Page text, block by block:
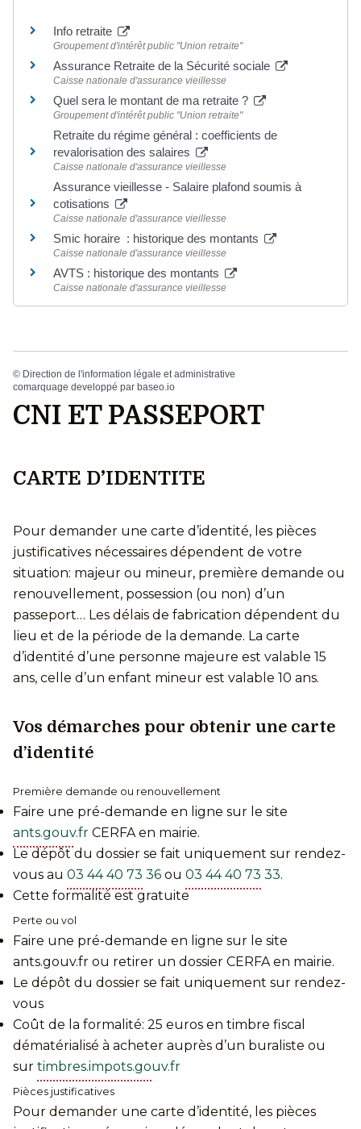
Info retraite
Groupement d'intérêt public "Union retraite"
Assurance Retraite de la Sécurité sociale
Caisse nationale d'assurance vieillesse
Quel sera le montant de ma retraite ?
Groupement d'intérêt public "Union retraite"
Retraite du régime général : coefficients de
revalorisation des salaires
Caisse nationale d'assurance vieillesse
Assurance vieillesse - Salaire plafond soumis à
cotisations
Caisse nationale d'assurance vieillesse
Smic horaire : historique des montants
Caisse nationale d'assurance vieillesse
AVTS : historique des montants
Caisse nationale d'assurance vieillesse
© Direction de l'information légale et administrative
comarquage developpé par baseo.io
CNI ET PASSEPORT
CARTE D’IDENTITE
Pour demander une carte d’identité, les pièces
justificatives nécessaires dépendent de votre
situation: majeur ou mineur, première demande ou
renouvellement, possession (ou non) d’un
passeport… Les délais de fabrication dépendent du
lieu et de la période de la demande. La carte
d’identité d’une personne majeure est valable 15
ans, celle d’un enfant mineur est valable 10 ans.
Vos démarches pour obtenir une carte
d’identité
Première demande ou renouvellement
Faire une pré-demande en ligne sur le site
ants.gouv.fr CERFA en mairie.
Le dépôt du dossier se fait uniquement sur rendez-
vous au 03 44 40 73 36 ou 03 44 40 73 33.
Cette formalité est gratuite
Perte ou vol
Faire une pré-demande en ligne sur le site
ants.gouv.fr ou retirer un dossier CERFA en mairie.
Le dépôt du dossier se fait uniquement sur rendez-
vous
Coût de la formalité: 25 euros en timbre fiscal
dématérialisé à acheter auprès d’un buraliste ou
sur timbres.impots.gouv.fr
Pièces justificatives
Pour demander une carte d’identité, les pièces